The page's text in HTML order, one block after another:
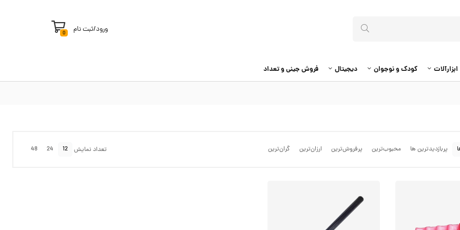
ورود/ثبت نام 0
ابزارآلات کودک و نوجوان دیجیتال فروش جینی و تعداد
پربازدیدترین ها محبوب‌‌ترین پرفروش‌ترین ارزان‌ترین گران‌ترین تعداد نمایش 12
24
48